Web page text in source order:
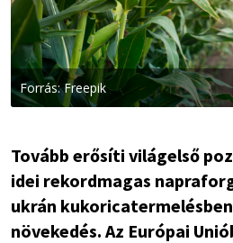
Forrás: Freepik
Tovább erősíti világelső
idei rekordmagas
ukrán
növekedés. Az Európai